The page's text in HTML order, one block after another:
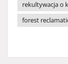
rekultywacja o
forest